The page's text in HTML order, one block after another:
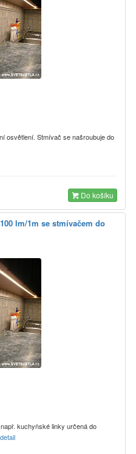
osvětlení. Stmívač se našroubuje do
Do košíku
lm/1m se stmívačem do
kuchyňské linky určená do